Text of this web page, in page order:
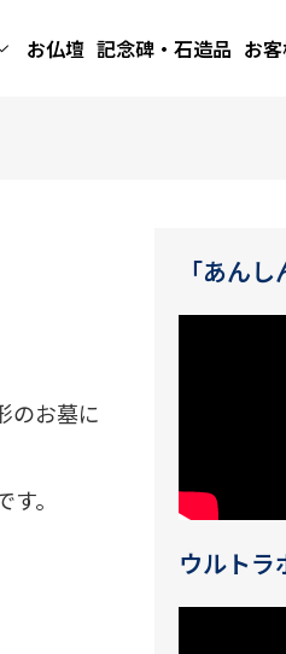
お仏壇 記念碑・石造品 お
のお墓に
。
「あん
ウルトラ